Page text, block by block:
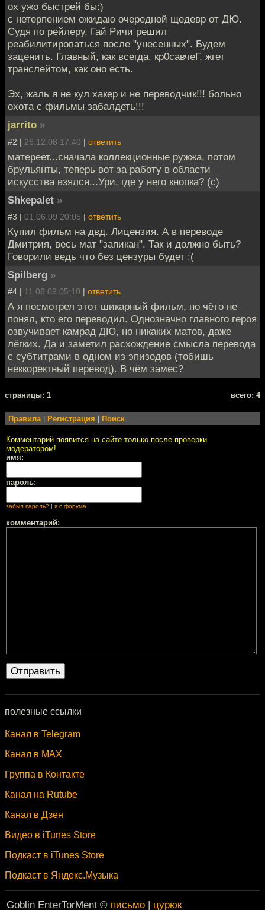
ох ужо быстрей бы:)
с нетерпением ожидаю очередной щедевр от ДЮ.
Судя по рейлеру, Гай Ричи решил
реабилитироваться после "унесенных". Будем
заценить. Главный, как всегда, кр0савчеГ, жгет
транслейтом, как оно есть.
Эх, жаль я не кул хакер и не переводчик!!! больно
охота с фильмы забалдеть!!!
jarrito »
#2 | 26.12.08 17:40 | ответить
матереет...сначала коллекционные ружжа, потом
брульянты, теперь вот за работу в области
искусства взялся...Ури, где у него кнопка? (с)
Shkepalet »
#3 | 01.06.09 20:05 | ответить
Купил фильм на двд. Лицензия. А в переводе
Дмитрия, весь мат "запикан". Так и должно быть?
Говорили ведь что без цензуры будет :(
Spilberg »
#4 | 11.06.09 05:10 | ответить
А я посмотрел этот шикарный фильм, но чёто не
понял, кто его переводил. Однозначно главного героя
озвучивает камрад ДЮ, но никаких матов, даже
лёгких. Да и заметил расхождение смысла перевода
с субтитрами в одном из эпизодов (тобишь
неккоректный перевод). В чём замес?
cтраницы: 1 всего: 4
Правила | Регистрация | Поиск
Комментарий появится на сайте только после проверки
модератором!
имя:
пароль:
забыл пароль? | я с форума
комментарий:
полезные ссылки
Канал в Telegram
Канал в MAX
Группа в Контакте
Канал на Rutube
Канал в Дзен
Видео в iTunes Store
Подкаст в iTunes Store
Подкаст в Яндекс.Музыка
Goblin EnterTorMent © письмо | цурюк